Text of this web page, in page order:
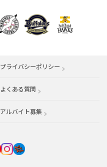
プライバシーポリシー
よくある質問
アルバイト募集 （別ウィンドウで開く